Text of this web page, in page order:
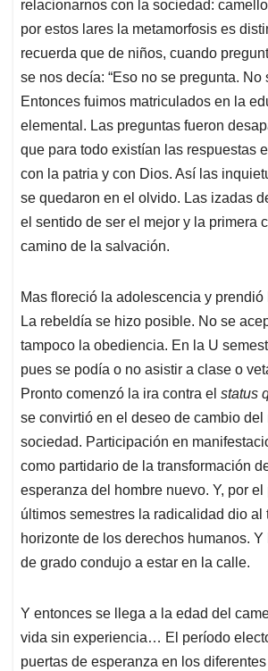
A
p
p
o
o
k
d
I
n
d
s
relacionarnos con la sociedad:
por estos lares la metamorfosis es
recuerda que de niños, cuando
se nos decía: “Eso no se pregunta. No
Entonces fuimos matriculados en la
elemental. Las preguntas fueron
que para todo existían las respuestas
con la patria y con Dios. Así las
se quedaron en el olvido. Las izadas
el sentido de ser el mejor y la primera
camino de la salvación.
Mas floreció la adolescencia y
La rebeldía se hizo posible. No se
tampoco la obediencia. En la U
pues se podía o no asistir a clase o
Pronto comenzó la ira contra el status
se convirtió en el deseo de cambio del
sociedad. Participación en
como partidario de la transformación
esperanza del hombre nuevo. Y, por
últimos semestres la radicalidad dio al
horizonte de los derechos humanos.
de grado condujo a estar en la calle.
Y entonces se llega a la edad del
vida sin experiencia… El período
puertas de esperanza en los